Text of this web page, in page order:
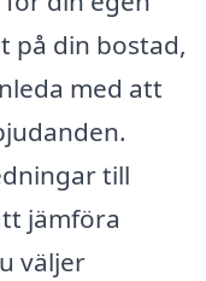
på din bostad,
med att
till
jämföra
väljer